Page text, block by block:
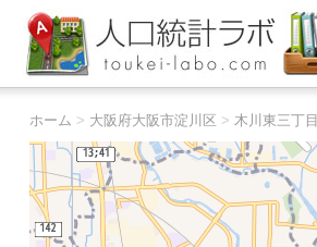
ホーム > 大阪府大阪市淀川区 > 木川東三丁目